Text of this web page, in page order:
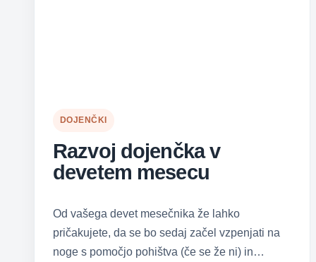
DOJENČKI
Razvoj dojenčka v
devetem mesecu
Od vašega devet mesečnika že lahko
pričakujete, da se bo sedaj začel vzpenjati na
noge s pomočjo pohištva (če se že ni) in…